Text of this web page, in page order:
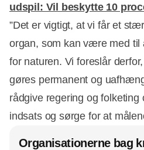
udspil: Vil beskytte 10
”Det er vigtigt, at vi får et
organ, som kan være med
for naturen. Vi foreslår
gøres permanent og
rådgive regering og
indsats og sørge for at
Organisationerne bag